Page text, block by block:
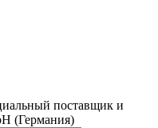
поставщик и
(Германия)